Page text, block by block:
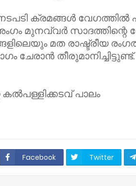
ക്രമങ്ങൾ വേഗത്തിൽ
മുനവ്വർ
മത രാഷ്ട്രീയ
ചേരാൻ തീരുമാനിച്ചിട്ടുണ്ട്.
കൽപള്ളിക്കടവ് പാലം
Facebook Twitter